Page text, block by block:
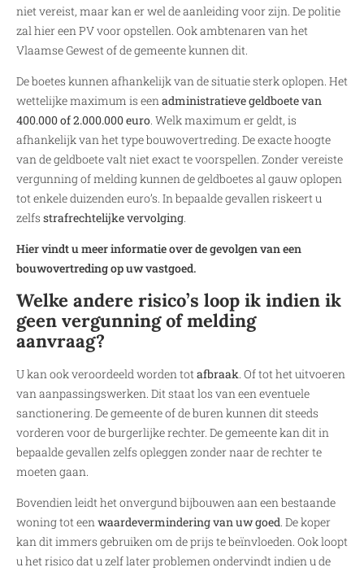
niet vereist, maar kan er wel de aanleiding voor zijn. De politie
zal hier een PV voor opstellen. Ook ambtenaren van het
Vlaamse Gewest of de gemeente kunnen dit.
De boetes kunnen afhankelijk van de situatie sterk oplopen. Het
wettelijke maximum is eenadministratieve geldboete van
400.000 of 2.000.000 euro. Welk maximum er geldt, is
afhankelijk van het type bouwovertreding. De exacte hoogte
van de geldboete valt niet exact te voorspellen. Zonder vereiste
vergunning of melding kunnen de geldboetes al gauw oplopen
tot enkele duizenden euro’s. In bepaalde gevallen riskeert u
zelfs strafrechtelijke vervolging.
Hier vindt u meer informatie over de gevolgen van een
bouwovertreding op uw vastgoed.
Welke andere risico’s loop ik indien ik
geen vergunning of melding
aanvraag?
U kan ook veroordeeld worden totafbraak. Of tot het uitvoeren
van aanpassingswerken. Dit staat los van een eventuele
sanctionering. De gemeente of de buren kunnen dit steeds
vorderen voor de burgerlijke rechter. De gemeente kan dit in
bepaalde gevallen zelfs opleggen zonder naar de rechter te
moeten gaan.
Bovendien leidt het onvergund bijbouwen aan een bestaande
woning tot eenwaardevermindering van uw goed. De koper
kan dit immers gebruiken om de prijs te beïnvloeden. Ook loopt
u het risico dat u zelf later problemen ondervindt indien u de